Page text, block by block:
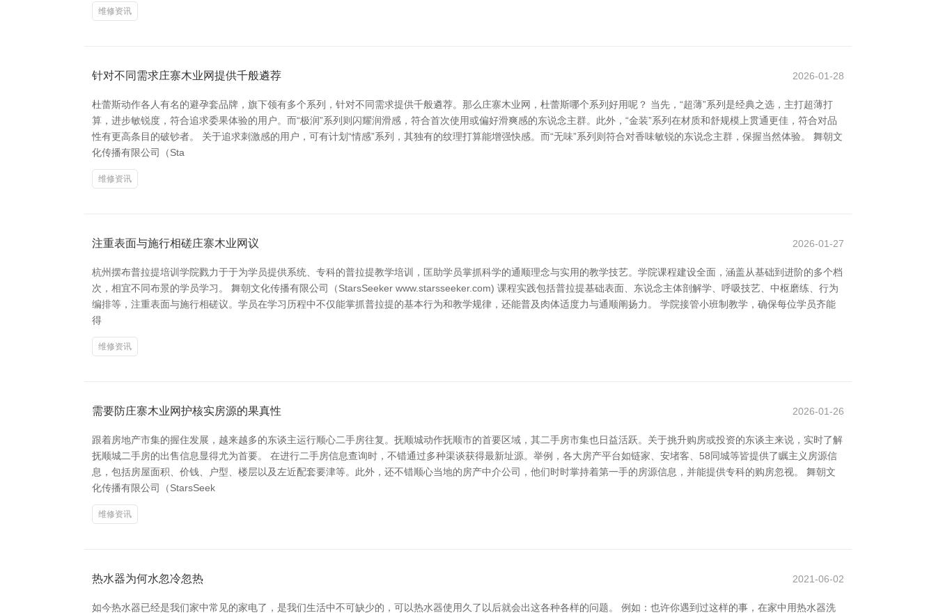
维修资讯
针对不同需求庄寨木业网提供千般遴荐 2026-01-28
杜蕾斯动作各人有名的避孕套品牌，旗下领有多个系列，针对不同需求提供千般遴荐。那么庄寨木业网，杜蕾斯哪个系列好用呢？ 当先，“超薄”系列是经典之选，主打超薄打
算，进步敏锐度，符合追求委果体验的用户。而“极润”系列则闪耀润滑感，符合首次使用或偏好滑爽感的东说念主群。此外，“金装”系列在材质和舒规模上贯通更佳，符合对品
性有更高条目的破钞者。 关于追求刺激感的用户，可有计划“情感”系列，其独有的纹理打算能增强快感。而“无味”系列则符合对香味敏锐的东说念主群，保握当然体验。 舞朝文
化传播有限公司（Sta
维修资讯
注重表面与施行相磋庄寨木业网议 2026-01-27
杭州摆布普拉提培训学院戮力于于为学员提供系统、专科的普拉提教学培训，匡助学员掌抓科学的通顺理念与实用的教学技艺。学院课程建设全面，涵盖从基础到进阶的多个档
次，相宜不同布景的学员学习。 舞朝文化传播有限公司（StarsSeeker www.starsseeker.com) 课程实践包括普拉提基础表面、东说念主体剖解学、呼吸技艺、中枢磨练、行为
编排等，注重表面与施行相磋议。学员在学习历程中不仅能掌抓普拉提的基本行为和教学规律，还能普及肉体适度力与通顺阐扬力。 学院接管小班制教学，确保每位学员齐能
得
维修资讯
需要防庄寨木业网护核实房源的果真性 2026-01-26
跟着房地产市集的握住发展，越来越多的东谈主运行顺心二手房往复。抚顺城动作抚顺市的首要区域，其二手房市集也日益活跃。关于挑升购房或投资的东谈主来说，实时了解
抚顺城二手房的出售信息显得尤为首要。 在进行二手房信息查询时，不错通过多种渠谈获得最新址源。举例，各大房产平台如链家、安堵客、58同城等皆提供了瞩主义房源信
息，包括房屋面积、价钱、户型、楼层以及左近配套要津等。此外，还不错顺心当地的房产中介公司，他们时时掌持着第一手的房源信息，并能提供专科的购房忽视。 舞朝文
化传播有限公司（StarsSeek
维修资讯
热水器为何水忽冷忽热 2021-06-02
如今热水器已经是我们家中常见的家电了，是我们生活中不可缺少的，可以热水器使用久了以后就会出这各种各样的问题。 例如：也许你遇到过这样的事，在家中用热水器洗